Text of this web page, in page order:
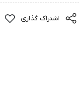
اشتراک گذاری